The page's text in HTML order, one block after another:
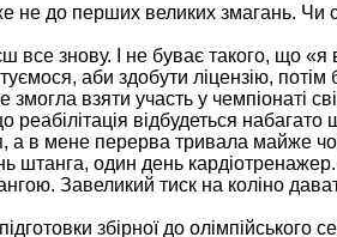
не до перших великих змагань. Чи
все знову. І не буває такого, що
аби здобути ліцензію,
змогла взяти участь у чемпіонаті
реабілітація відбудеться
а в мене перерва тривала майже
штанга, один день
Завеликий тиск на коліно
збірної до